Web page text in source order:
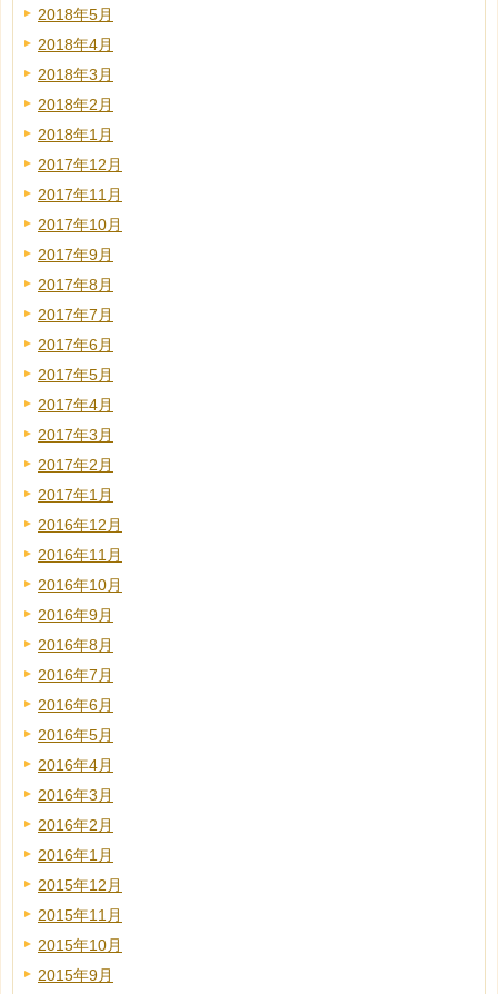
2018年5月
2018年4月
2018年3月
2018年2月
2018年1月
2017年12月
2017年11月
2017年10月
2017年9月
2017年8月
2017年7月
2017年6月
2017年5月
2017年4月
2017年3月
2017年2月
2017年1月
2016年12月
2016年11月
2016年10月
2016年9月
2016年8月
2016年7月
2016年6月
2016年5月
2016年4月
2016年3月
2016年2月
2016年1月
2015年12月
2015年11月
2015年10月
2015年9月